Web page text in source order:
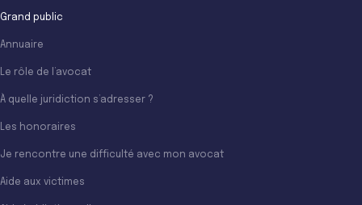
Grand public
Annuaire
Le rôle de l’avocat
À quelle juridiction s’adresser ?
Les honoraires
Je rencontre une difficulté avec mon avocat
Aide aux victimes